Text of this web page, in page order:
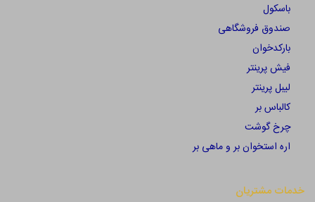
باسکول
صندوق فروشگاهی
بارکدخوان
فیش پرینتر
لیبل پرینتر
کالباس بر
چرخ گوشت
اره استخوان بر و ماهی بر
خدمات مشتریان